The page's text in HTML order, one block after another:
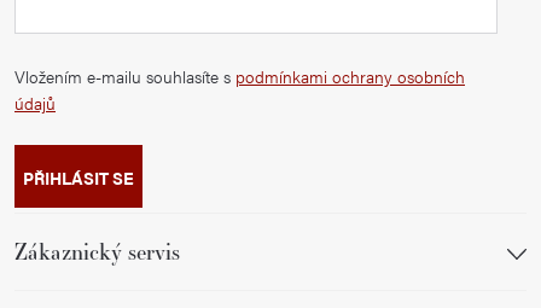
Vložením e-mailu souhlasíte s podmínkami ochrany osobních
údajů
PŘIHLÁSIT SE
Zákaznický servis